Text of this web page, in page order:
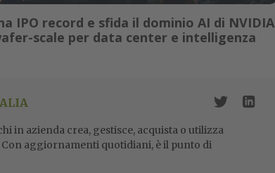
IPO record e sfida il dominio AI di NVIDIA
scale per data center e intelligenza
in azienda crea, gestisce, acquista o utilizza
aggiornamenti quotidiani, è il punto di